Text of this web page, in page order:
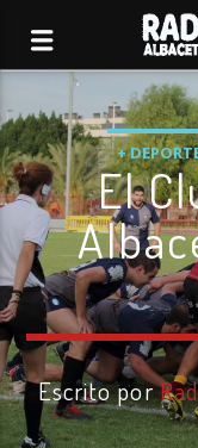
+
El
Escrito por